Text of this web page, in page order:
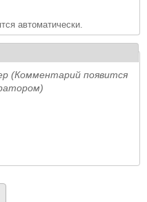
автоматически.
(Комментарий появится